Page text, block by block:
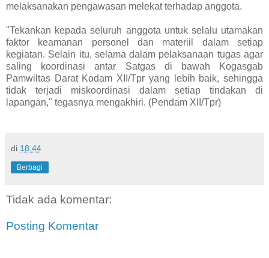
melaksanakan pengawasan melekat terhadap anggota.
"Tekankan kepada seluruh anggota untuk selalu utamakan
faktor keamanan personel dan materiil dalam setiap
kegiatan. Selain itu, selama dalam pelaksanaan tugas agar
saling koordinasi antar Satgas di bawah Kogasgab
Pamwiltas Darat Kodam XII/Tpr yang lebih baik, sehingga
tidak terjadi miskoordinasi dalam setiap tindakan di
lapangan," tegasnya mengakhiri. (Pendam XII/Tpr)
di 18.44
Berbagi
Tidak ada komentar:
Posting Komentar